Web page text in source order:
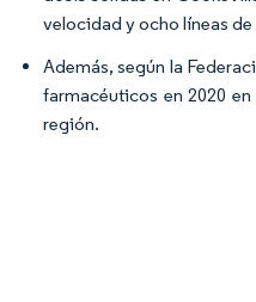
velocidad y ocho líneas
Además, según la
farmacéuticos en 2020
región.